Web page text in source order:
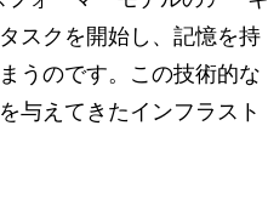
スクを開始し、記憶を持
うのです。この技術的な
与えてきたインフラスト